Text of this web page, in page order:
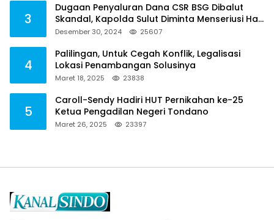
3
Dugaan Penyaluran Dana CSR BSG Dibalut
Skandal, Kapolda Sulut Diminta Menseriusi Hal
ini
Desember 30, 2024 25607
4
Palilingan, Untuk Cegah Konflik, Legalisasi
Lokasi Penambangan Solusinya
Maret 18, 2025 23838
5
Caroll-Sendy Hadiri HUT Pernikahan ke-25
Ketua Pengadilan Negeri Tondano
Maret 26, 2025 23397